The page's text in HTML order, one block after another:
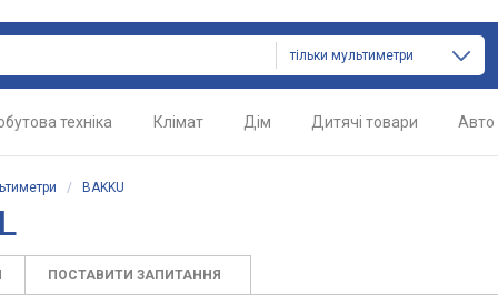
тільки мультиметри
техніка Клімат Дім Дитячі товари Авто
/ BAKKU
ПОСТАВИТИ ЗАПИТАННЯ